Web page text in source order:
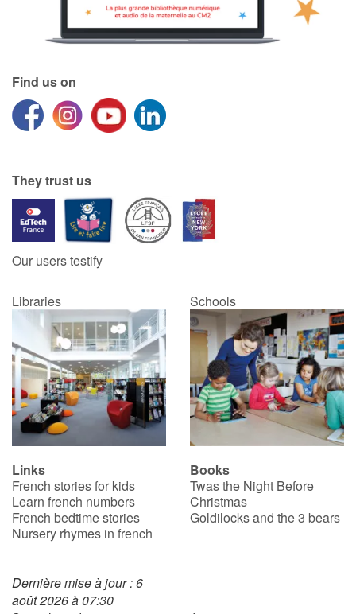
Find us on
They trust us
Our users testify
Libraries Schools
Links
French stories for kids
Learn french numbers
French bedtime stories
Nursery rhymes in french
Books
Twas the Night Before
Christmas
Goldilocks and the 3 bears
Dernière mise à jour : 6
août 2026 à 07:30